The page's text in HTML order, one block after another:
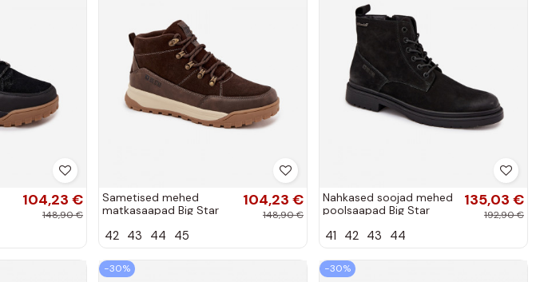
104,23 €
148,90 €
Sametised mehed
matkasaapad Big Star
104,23 €
148,90 €
42 43 44 45
Nahkased soojad mehed
poolsaapad Big Star
135,03 €
192,90 €
41 42 43 44
−30% −30%